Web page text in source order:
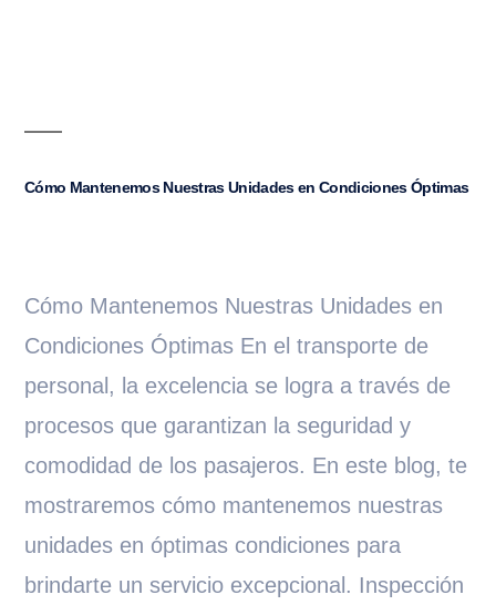
Cómo Mantenemos Nuestras Unidades en Condiciones Óptimas
Cómo Mantenemos Nuestras Unidades en
Condiciones Óptimas En el transporte de
personal, la excelencia se logra a través de
procesos que garantizan la seguridad y
comodidad de los pasajeros. En este blog, te
mostraremos cómo mantenemos nuestras
unidades en óptimas condiciones para
brindarte un servicio excepcional. Inspección